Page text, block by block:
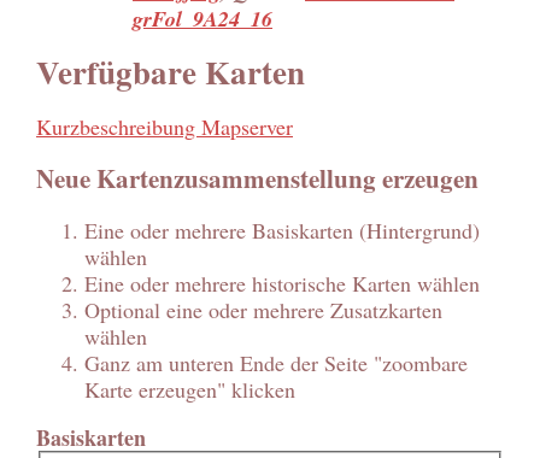
grFol_9A24_16
Verfügbare Karten
Kurzbeschreibung Mapserver
Neue Kartenzusammenstellung erzeugen
Eine oder mehrere Basiskarten (Hintergrund)
wählen
Eine oder mehrere historische Karten wählen
Optional eine oder mehrere Zusatzkarten
wählen
Ganz am unteren Ende der Seite "zoombare
Karte erzeugen" klicken
Basiskarten